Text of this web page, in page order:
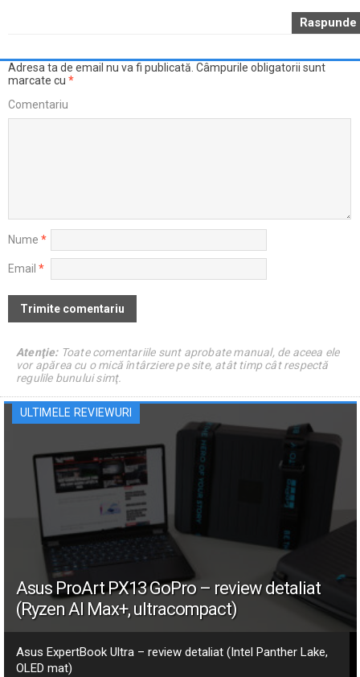
Raspunde
Adresa ta de email nu va fi publicată. Câmpurile obligatorii sunt
marcate cu *
Comentariu
Nume *
Email *
Atenţie:Toate comentariile sunt aprobate manual, de aceea ele
vor apărea cu o mică întârziere pe site, atât timp cât respectă
regulile bunului simţ.
ULTIMELE REVIEWURI
Asus ProArt PX13 GoPro – review detaliat
(Ryzen AI Max+, ultracompact)
Asus ExpertBook Ultra – review detaliat (Intel Panther Lake,
OLED mat)